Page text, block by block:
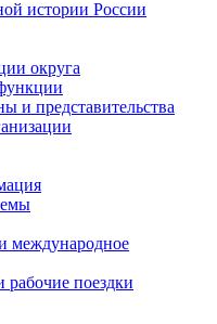
истории России
округа
и представительства
международное
поездки